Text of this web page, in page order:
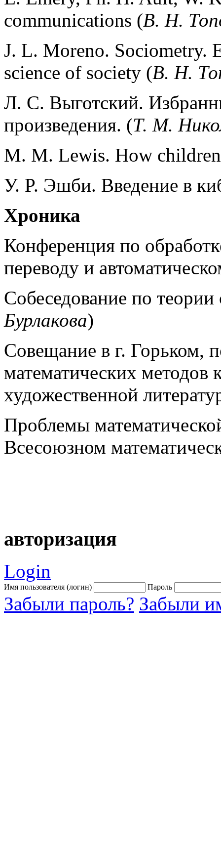
communications (В. H.
J. L. Moreno. Sociometry.
science of society (В. H.
Л. С. Выготский.
произведения. (Т. М.
M. М. Lewis. How children
У. P. Эшби. Введение в
Хроника
Конференция по
переводу и
Собеседование по теории
Бурлакова)
Совещание в г. Горьком,
математических методов
художественной
Проблемы
Всесоюзном
авторизация
Login
Имя пользователя (логин) Пароль
Забыли пароль? Забыли